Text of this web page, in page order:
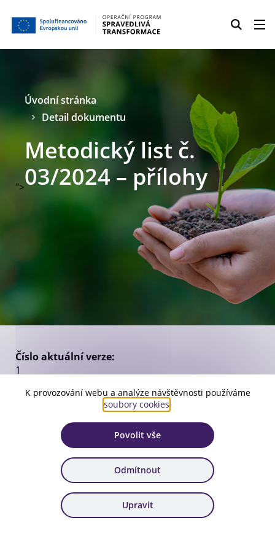
">
Úvodní stránka
Detail dokumentu
Metodický list č.
03/2024 – přílohy
Číslo aktuální verze:
1
Platnost:
Dokumenty s ukončenou platností
Platnost do 31. 1. 2025
Stáhnout dokument
K provozování webu a analýze návštěvnosti používáme
soubory cookies
Povolit vše
Odmítnout
Upravit